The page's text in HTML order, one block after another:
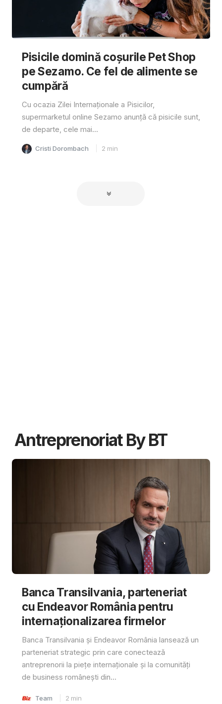
Pisicile domină coșurile Pet Shop
pe Sezamo. Ce fel de alimente se
cumpără
Cu ocazia Zilei Internaționale a Pisicilor,
supermarketul online Sezamo anunță că pisicile sunt,
de departe, cele mai...
Cristi Dorombach 2 min
Antreprenoriat By BT
Banca Transilvania, parteneriat
cu Endeavor România pentru
internaționalizarea firmelor
Banca Transilvania și Endeavor România lansează un
parteneriat strategic prin care conectează
antreprenorii la piețe internaționale și la comunități
de business românești din...
Team 2 min